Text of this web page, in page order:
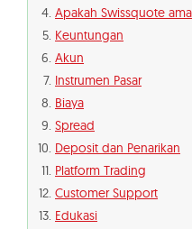
Apakah Swissquote
Keuntungan
Akun
Instrumen Pasar
Biaya
Spread
Deposit dan Penarikan
Platform Trading
Customer Support
Edukasi